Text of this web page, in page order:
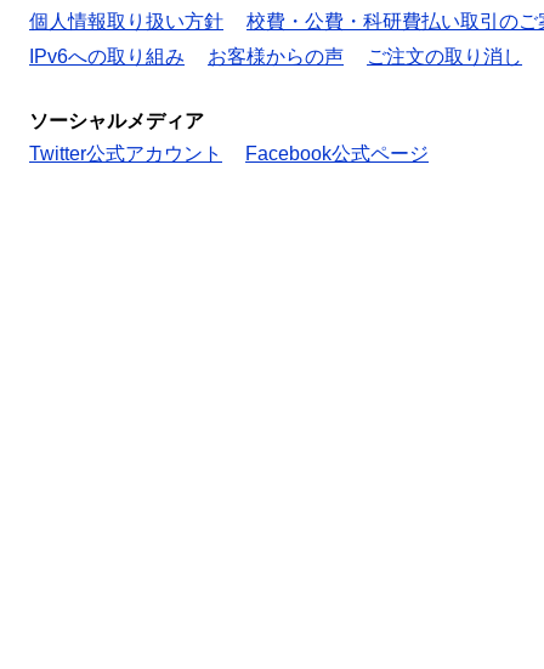
個人情報取り扱い方針
校費・公費・科研費払い取引のご
IPv6への取り組み
お客様からの声 ご注文の取り消し
ソーシャルメディア
Twitter公式アカウント
Facebook公式ページ